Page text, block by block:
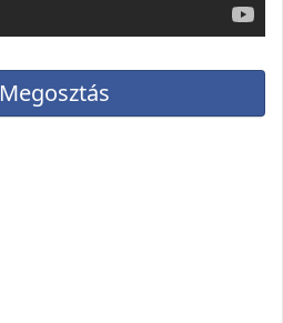
Megosztás